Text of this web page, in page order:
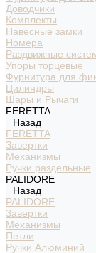
Доводчики
Комплекты
Навесные замки
Номера
Раздвижные
Упоры торцевые
Фурнитура для
Цилиндры
Шары и Рычаги
FERETTA
Назад
FERETTA
Завертки
Механизмы
Ручки раздельные
PALIDORE
Назад
PALIDORE
Завертки
Механизмы
Петли
Ручки Алюминий